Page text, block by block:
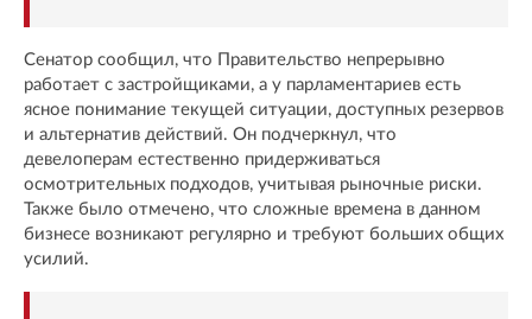
Сенатор сообщил, что Правительство непрерывно
работает с застройщиками, а у парламентариев есть
ясное понимание текущей ситуации, доступных резервов
и альтернатив действий. Он подчеркнул, что
девелоперам естественно придерживаться
осмотрительных подходов, учитывая рыночные риски.
Также было отмечено, что сложные времена в данном
бизнесе возникают регулярно и требуют больших общих
усилий.